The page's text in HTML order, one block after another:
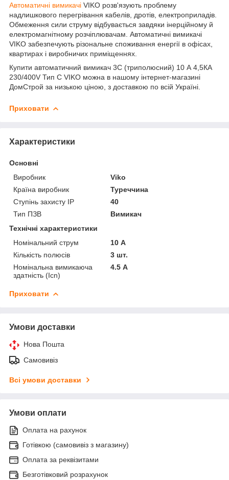
Автоматичні вимикачі VIKO розв'язують проблему
надлишкового перегрівання кабелів, дротів, електроприладів.
Обмеження сили струму відбувається завдяки інерційному й
електромагнітному розчіплювачам. Автоматичні вимикачі
VIKO забезпечують різональне споживання енергії в офісах,
квартирах і виробничих приміщеннях.
Купити автоматичний вимикач 3С (триполюсний) 10 А 4,5КА
230/400V Тип С VIKO можна в нашому інтернет-магазині
ДомСтрой за низькою ціною, з доставкою по всій Україні.
Приховати
Характеристики
Основні
Виробник
Viko
Країна виробник
Туреччина
Ступінь захисту IP
40
Тип ПЗВ
Вимикач
Технічні характеристики
Номінальний струм
10 А
Кількість полюсів
3 шт.
Номінальна вимикаюча
здатність (Icn)
4.5 А
Приховати
Умови доставки
Нова Пошта
Самовивіз
Всі умови доставки
Умови оплати
Оплата на рахунок
Готівкою (самовивіз з магазину)
Оплата за реквізитами
Безготівковий розрахунок